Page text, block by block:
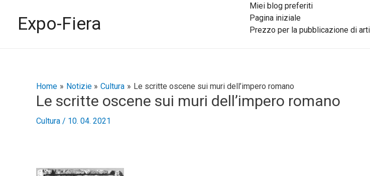
contenutoExpo-Fiera
Miei blog preferiti
Pagina iniziale
Prezzo per la pubblicazione di
Home Notizie Cultura Le scritte oscene sui muri dell’impero romano
Le scritte oscene sui muri dell’impero romano
Cultura / 10. 04. 2021
Navigazione
articoli